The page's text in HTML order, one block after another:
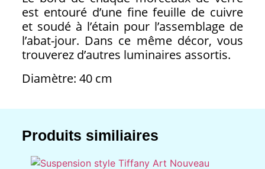
est entouré d’une fine feuille de cuivre
et soudé à l’étain pour l’assemblage de
l’abat-jour. Dans ce même décor, vous
trouverez d’autres luminaires assortis.
Diamètre: 40 cm
Produits similiaires